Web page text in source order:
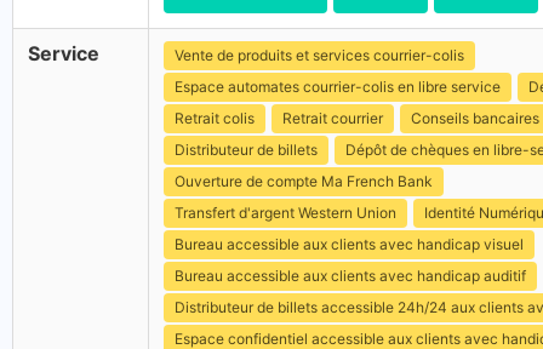
Service
Vente de produits et services courrier-colis
Espace automates courrier-colis en libre service
Retrait colis
Retrait courrier
Conseils bancaires
Distributeur de billets
Dépôt de chèques en libre-
Ouverture de compte Ma French Bank
Transfert d'argent Western Union
Identité
Bureau accessible aux clients avec handicap visuel
Bureau accessible aux clients avec handicap auditif
Distributeur de billets accessible 24h/24 aux clients
Espace confidentiel accessible aux clients avec